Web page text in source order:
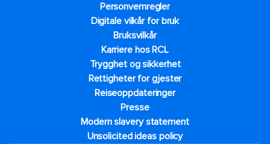
Personvernregler
Digitale vilkår for bruk
Bruksvilkår
Karriere hos RCL
Trygghet og sikkerhet​
Rettigheter for gjester
Reiseoppdateringer
Presse
Modern slavery statement
Unsolicited ideas policy